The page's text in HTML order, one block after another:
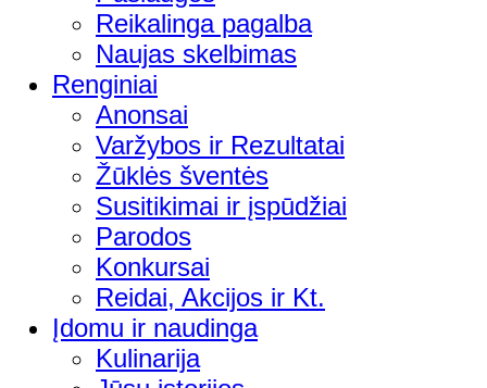
Reikalinga pagalba
Naujas skelbimas
Renginiai
Anonsai
Varžybos ir Rezultatai
Žūklės šventės
Susitikimai ir įspūdžiai
Parodos
Konkursai
Reidai, Akcijos ir Kt.
Įdomu ir naudinga
Kulinarija